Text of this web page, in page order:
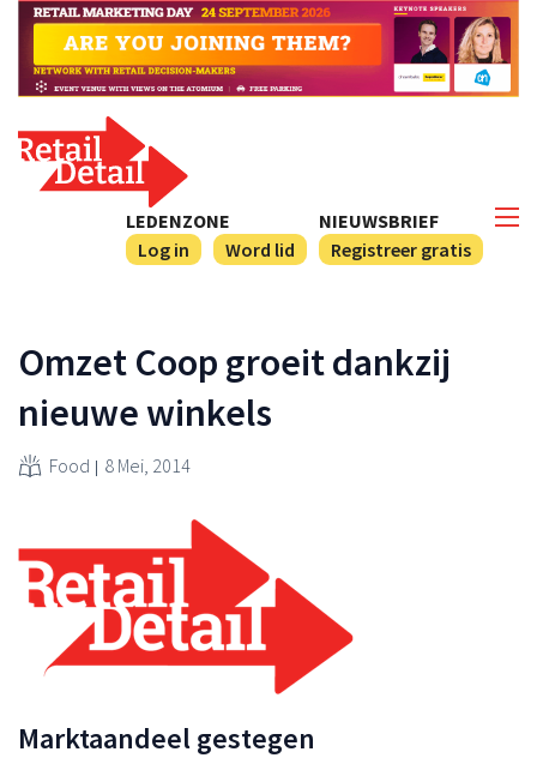
NIEUWSBRIEF
Registreer gratis
LEDENZONE
Log in
Word lid
Omzet Coop groeit dankzij
nieuwe winkels
Food 8 Mei, 2014
Marktaandeel gestegen